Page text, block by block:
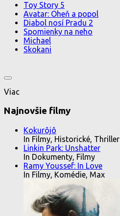
Toy Story 5
Avatar: Oheň a popol
Diabol nosí Pradu 2
Spomienky na neho
Michael
Skokani
Viac
Najnovšie filmy
Kokurôjô
In Filmy, Historické, Thriller
Linkin Park: Unshatter
In Dokumenty, Filmy
Ramy Youssef: In Love
In Filmy, Komédie, Max